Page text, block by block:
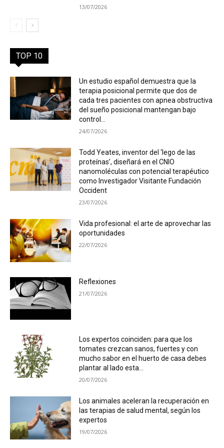
13/07/2026
TOP 10
Un estudio español demuestra que la
terapia posicional permite que dos de
cada tres pacientes con apnea obstructiva
del sueño posicional mantengan bajo
control...
24/07/2026
Todd Yeates, inventor del ‘lego de las
proteínas’, diseñará en el CNIO
nanomoléculas con potencial terapéutico
como Investigador Visitante Fundación
Occident
23/07/2026
Vida profesional: el arte de aprovechar las
oportunidades
22/07/2026
Reflexiones
21/07/2026
Los expertos coinciden: para que los
tomates crezcan sanos, fuertes y con
mucho sabor en el huerto de casa debes
plantar al lado esta...
20/07/2026
Los animales aceleran la recuperación en
las terapias de salud mental, según los
expertos
19/07/2026